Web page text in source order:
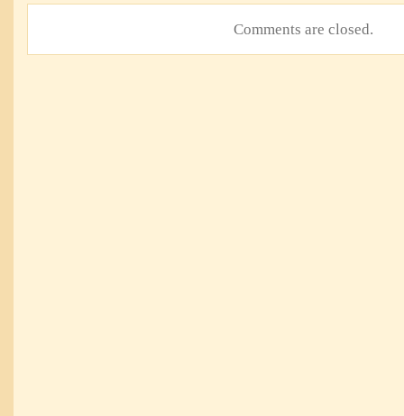
Comments are closed.